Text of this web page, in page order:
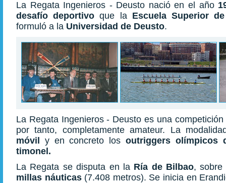
La Regata Ingenieros - Deusto nació en el año
desafío deportivo que la Escuela Superior
formuló a la Universidad de Deusto.
La Regata Ingenieros - Deusto es una
por tanto, completamente amateur. La
móvil
y en concreto los outriggers olímpicos
timonel.
La Regata se disputa en la Ría de Bilbao,
millas náuticas(7.408 metros). Se inicia en